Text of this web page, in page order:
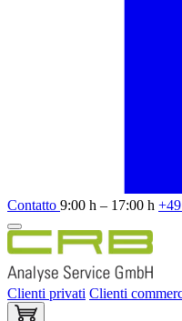
Contatto 9:00 h – 17:00 h
Clienti privati Clienti